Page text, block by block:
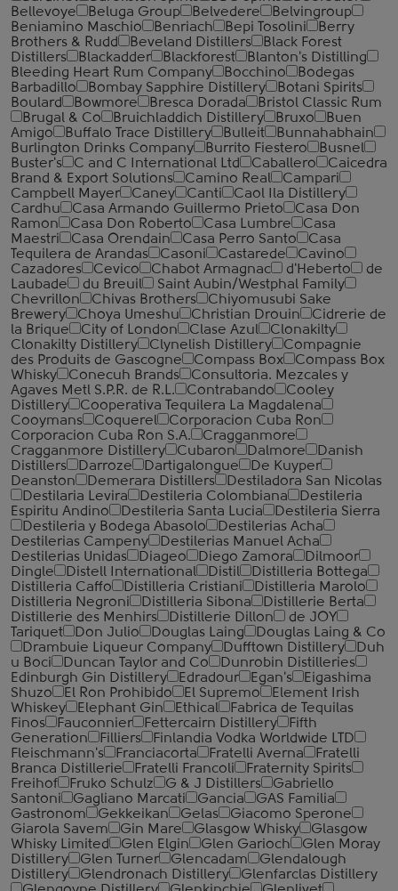
Bellevoye
Beluga Group Belvedere
Belvingroup
Beniamino Maschio
Benriach Bepi Tosolini
Berry
Brothers & Rudd
Beveland Distillers
Black Forest
Distillers
Blackadder Blackforest
Blanton's Distilling
Bleeding Heart Rum Company
Bocchino
Bodegas
Barbadillo
Bombay Sapphire Distillery
Botani Spirits
Boulard
Bowmore Bresca Dorada
Bristol Classic Rum
Brugal & Co
Bruichladdich Distillery Bruxo
Buen
Amigo
Buffalo Trace Distillery Bulleit
Bunnahabhain
Burlington Drinks Company
Burrito Fiestero
Busnel
Buster's
C and C International Ltd Caballero
Caicedra
Brand & Export Solutions
Camino Real
Campari
Campbell Mayer
Caney Canti
Caol Ila Distillery
Cardhu
Casa Armando Guillermo Prieto
Casa Don
Ramon
Casa Don Roberto Casa Lumbre
Casa
Maestri
Casa Orendain Casa Perro Santo
Casa
Tequilera de Arandas
Casoni Castarede
Cavino
Cazadores
Cevico Chabot Armagnac d'Heberto
de
Laubade
du Breuil
Saint Aubin/Westphal Family
Chevrillon
Chivas Brothers
Chiyomusubi Sake
Brewery
Choya Umeshu Christian Drouin
Cidrerie de
la Brique
City of London Clase Azul
Clonakilty
Clonakilty Distillery
Clynelish Distillery
Compagnie
des Produits de Gascogne
Compass Box
Compass Box
Whisky
Conecuh Brands
Consultoria. Mezcales y
Agaves Metl S.P.R. de R.L.
Contrabando
Cooley
Distillery
Cooperativa Tequilera La Magdalena
Cooymans
Coquerel
Corporacion Cuba Ron
Corporacion Cuba Ron S.A.
Cragganmore
Cragganmore Distillery
Cubaron Dalmore
Danish
Distillers
Darroze Dartigalongue
De Kuyper
Deanston
Demerara Distillers
Destiladora San Nicolas
Destilaria Levira
Destileria Colombiana
Destileria
Espiritu Andino
Destileria Santa Lucia
Destileria Sierra
Destileria y Bodega Abasolo
Destilerias Acha
Destilerias Campeny
Destilerias Manuel Acha
Destilerias Unidas
Diageo Diego Zamora
Dilmoor
Dingle
Distell International Distil
Distilleria Bottega
Distilleria Caffo
Distilleria Cristiani
Distilleria Marolo
Distilleria Negroni
Distilleria Sibona
Distillerie Berta
Distillerie des Menhirs
Distillerie Dillon
de JOY
Tariquet
Don Julio Douglas Laing
Douglas Laing & Co
Drambuie Liqueur Company
Dufftown Distillery
Duh
u Boci
Duncan Taylor and Co
Dunrobin Distilleries
Edinburgh Gin Distillery
Edradour Egan's
Eigashima
Shuzo
El Ron Prohibido El Supremo
Element Irish
Whiskey
Elephant Gin Ethical
Fabrica de Tequilas
Finos
Fauconnier Fettercairn Distillery
Fifth
Generation
Filliers
Finlandia Vodka Worldwide LTD
Fleischmann's
Franciacorta Fratelli Averna
Fratelli
Branca Distillerie
Fratelli ‎Francoli
Fraternity Spirits
Freihof
Fruko Schulz G & J Distillers
Gabriello
Santoni
Gagliano Marcati Gancia
GAS Familia
Gastronom
Gekkeikan Gelas
Giacomo Sperone
Giarola Savem
Gin Mare Glasgow Whisky
Glasgow
Whisky Limited
Glen Elgin Glen Garioch
Glen Moray
Distillery
Glen Turner Glencadam
Glendalough
Distillery
Glendronach Distillery
Glenfarclas Distillery